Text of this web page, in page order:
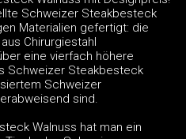
Schweizer Steakbesteck
Materialien gefertigt: die
Chirurgiestahl
eine vierfach höhere
Schweizer Steakbesteck
Schweizer
sind.
Walnuss hat man ein